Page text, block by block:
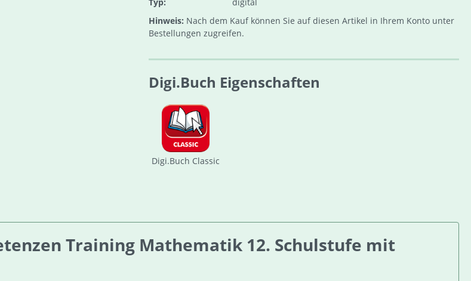
Hinweis: Nach dem Kauf können Sie auf diesen Artikel in Ihrem Konto unter
Bestellungen zugreifen.
Digi.Buch Eigenschaften
Digi.Buch Classic
Training Mathematik 12. Schulstufe mit